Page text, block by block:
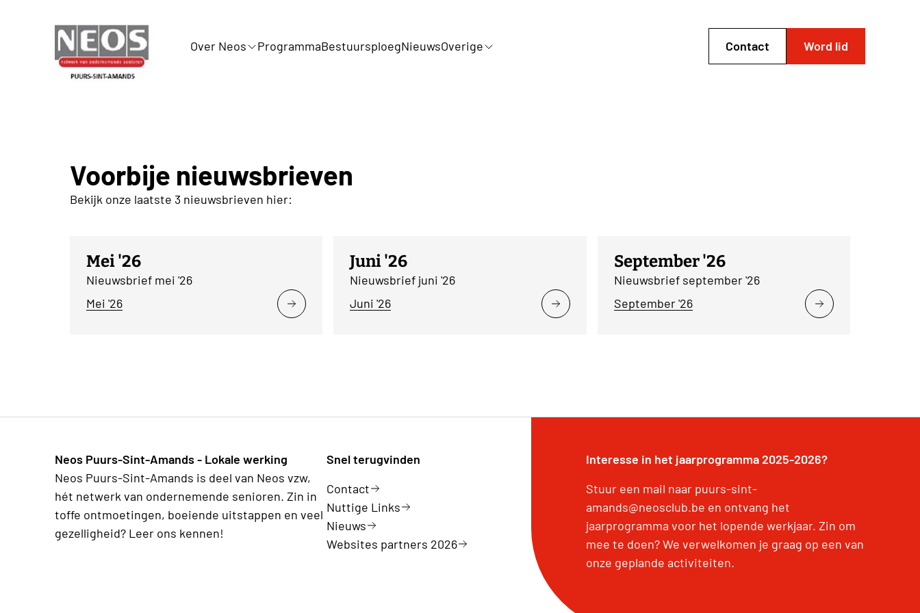
Over Neos ProgrammaBestuursploegNieuwsOverige Contact Word lid
Voorbije nieuwsbrieven
Bekijk onze laatste 3 nieuwsbrieven hier:
Mei '26
Nieuwsbrief mei '26
Mei '26
Juni '26
Nieuwsbrief juni '26
Juni '26
September '26
Nieuwsbrief september '26
September '26
Neos Puurs-Sint-Amands - Lokale werking
Neos Puurs-Sint-Amands is deel van Neos vzw,
hét netwerk van ondernemende senioren. Zin in
toffe ontmoetingen, boeiende uitstappen en veel
gezelligheid? Leer ons kennen!
Snel terugvinden
Contact
Nuttige Links
Nieuws
Websites partners 2026
Interesse in het jaarprogramma 2025-2026?
Stuur een mail naar puurs-sint-
amands@neosclub.be en ontvang het
jaarprogramma voor het lopende werkjaar. Zin om
mee te doen? We verwelkomen je graag op een van
onze geplande activiteiten.